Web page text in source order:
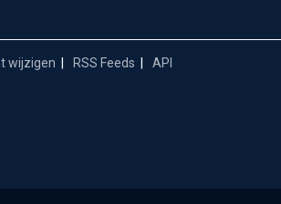
wijzigen RSS Feeds API